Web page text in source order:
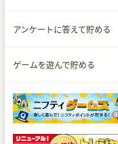
アンケートに答えて貯める
ゲームを遊んで貯める